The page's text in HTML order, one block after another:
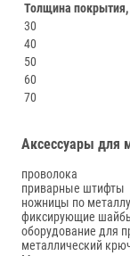
Толщина
30
40
50
60
70
Аксессуары для
проволока
приварные штифты
ножницы по металлу
фиксирующие
оборудование для
металлический